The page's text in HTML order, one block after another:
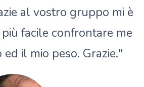
al vostro gruppo mi è
facile confrontare me
ed il mio peso. Grazie."